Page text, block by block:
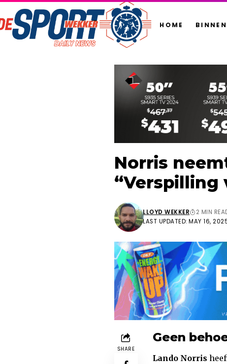
HOME
Norris
“Verspilling
LAST UPDATED: MAY 16,
LLOYD WEKKER 2 MIN
SHARE
Geen
Lando Norris